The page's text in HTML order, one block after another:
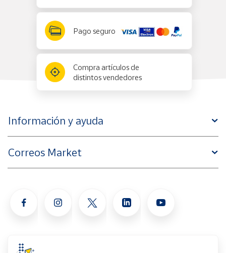
Pago seguro
Compra artículos de
distintos vendedores
Información y ayuda
Correos Market